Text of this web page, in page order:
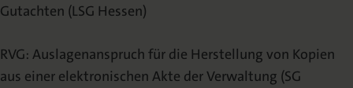
Gutachten (LSG Hessen)
RVG: Auslagenanspruch für die Herstellung von Kopien
aus einer elektronischen Akte der Verwaltung (SG